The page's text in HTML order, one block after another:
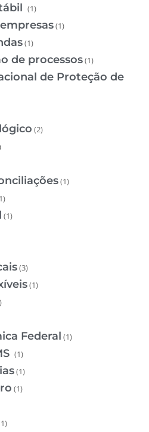
(1)
(1)
(1)
de processos(1)
de Proteção de
(2)
(1)
(1)
(3)
(1)
Federal (1)
(1)
(1)
(1)